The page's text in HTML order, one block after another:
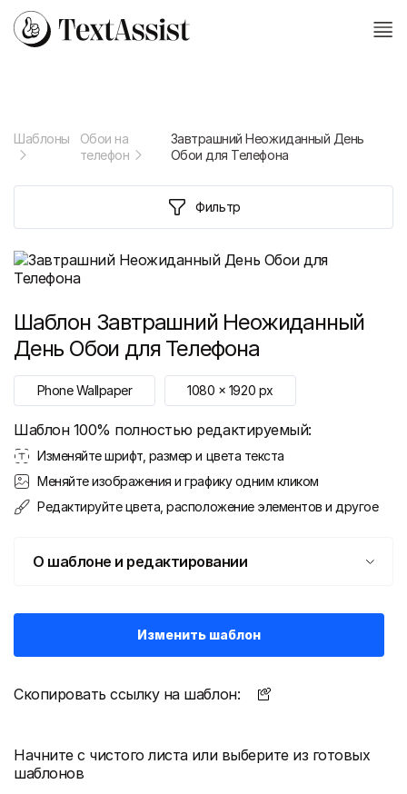
Шаблоны
Обои на
телефон
Завтрашний Неожиданный День
Обои для Телефона
Фильтр
Шаблон Завтрашний Неожиданный
День Обои для Телефона
Phone Wallpaper 1080 x 1920 px
Шаблон 100% полностью редактируемый:
Изменяйте шрифт, размер и цвета текста
Меняйте изображения и графику одним кликом
Редактируйте цвета, расположение элементов и другое
О шаблоне и редактировании
Изменить шаблон
Скопировать ссылку на шаблон:
Начните с чистого листа или выберите из готовых
шаблонов